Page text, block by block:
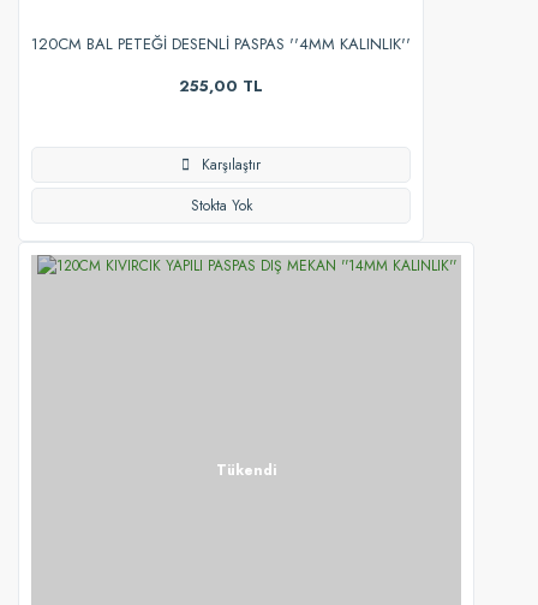
120CM BAL PETEĞİ DESENLİ PASPAS ''4MM KALINLIK''
255,00 TL
Karşılaştır
Stokta Yok
Tükendi